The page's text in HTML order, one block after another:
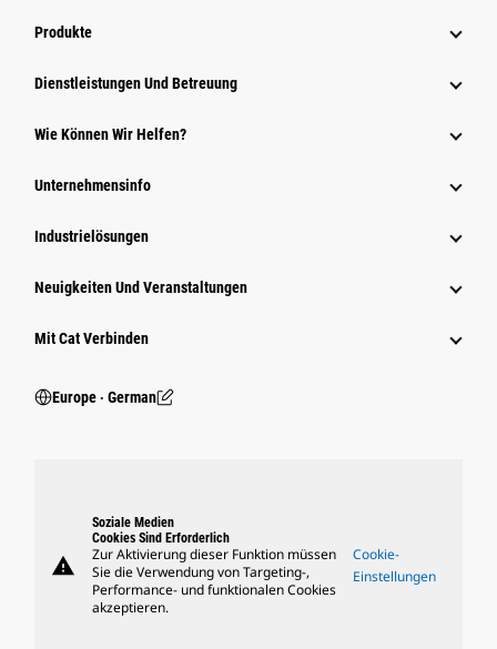
Produkte
Dienstleistungen Und Betreuung
Wie Können Wir Helfen?
Unternehmensinfo
Industrielösungen
Neuigkeiten Und Veranstaltungen
Mit Cat Verbinden
Europe ‧ German
warning
Soziale Medien
Cookies Sind Erforderlich
Zur Aktivierung dieser Funktion müssen
Sie die Verwendung von Targeting-,
Performance- und funktionalen Cookies
akzeptieren.
Cookie-
Einstellungen